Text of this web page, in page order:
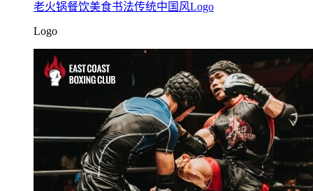
老火锅餐饮美食书法传统中国风Logo
Logo